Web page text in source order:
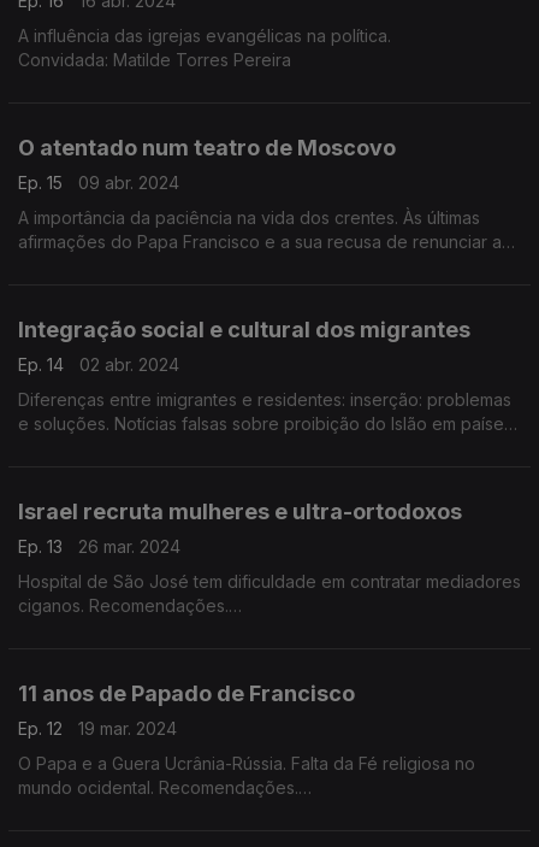
A influência das igrejas evangélicas na política.
Convidada: Matilde Torres Pereira
O atentado num teatro de Moscovo
Ep. 15
09 abr. 2024
A importância da paciência na vida dos crentes. Às últimas
afirmações do Papa Francisco e a sua recusa de renunciar a
Integração social e cultural dos migrantes
Ep. 14
02 abr. 2024
Diferenças entre imigrantes e residentes: inserção: problemas
e soluções. Notícias falsas sobre proibição do Islão em países
Israel recruta mulheres e ultra-ortodoxos
Ep. 13
26 mar. 2024
Hospital de São José tem dificuldade em contratar mediadores
ciganos. Recomendações.
11 anos de Papado de Francisco
Ep. 12
19 mar. 2024
O Papa e a Guera Ucrânia-Rússia. Falta da Fé religiosa no
mundo ocidental. Recomendações.